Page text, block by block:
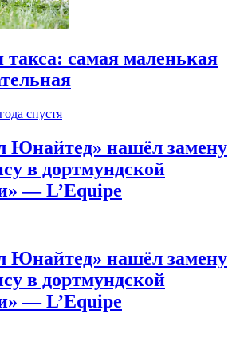
самая маленькая
спустя
Юнайтед» нашёл замену
в дортмундской
— L’Equipe
Юнайтед» нашёл замену
в дортмундской
— L’Equipe